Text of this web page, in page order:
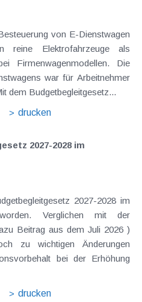
von E-Dienstwagen
reine Elektrofahrzeuge als
Firmenwagenmodellen. Die
war für Arbeitnehmer
dem Budgetbegleitgesetz...
drucken
2027-2028 im
2027-2028 im
Verglichen mit der
Beitrag aus dem Juli 2026 )
zu wichtigen Änderungen
drucken